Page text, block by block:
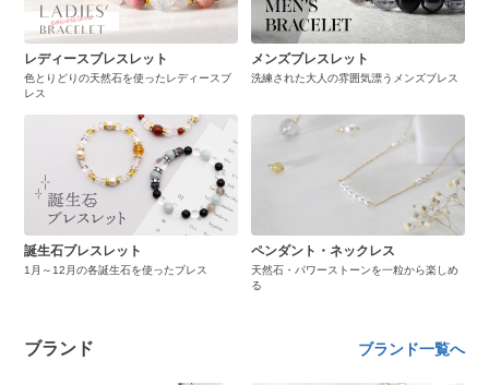
レディースブレスレット
色とりどりの天然石を使ったレディースブ
レス
メンズブレスレット
洗練された大人の雰囲気漂うメンズブレス
誕生石ブレスレット
1月～12月の各誕生石を使ったブレス
ペンダント・ネックレス
天然石・パワーストーンを一粒から楽しめ
る
ブランド ブランド一覧へ